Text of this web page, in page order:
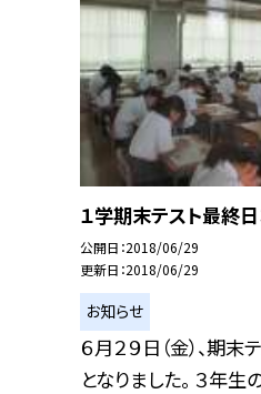
１学期末テスト最終
公開日 2018/06/29
更新日 2018/06/29
お知らせ
６月２９日（金）、期
となりました。 ３年生